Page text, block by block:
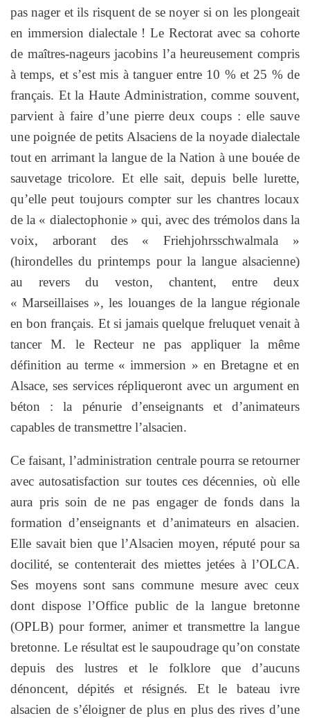
pas nager et ils risquent de se noyer si on les plongeait
en immersion dialectale ! Le Rectorat avec sa cohorte
de maîtres-nageurs jacobins l’a heureusement compris
à temps, et s’est mis à tanguer entre 10 % et 25 % de
français. Et la Haute Administration, comme souvent,
parvient à faire d’une pierre deux coups : elle sauve
une poignée de petits Alsaciens de la noyade dialectale
tout en arrimant la langue de la Nation à une bouée de
sauvetage tricolore. Et elle sait, depuis belle lurette,
qu’elle peut toujours compter sur les chantres locaux
de la « dialectophonie » qui, avec des trémolos dans la
voix, arborant des « Friehjohrsschwalmala »
(hirondelles du printemps pour la langue alsacienne)
au revers du veston, chantent, entre deux
« Marseillaises », les louanges de la langue régionale
en bon français. Et si jamais quelque freluquet venait à
tancer M. le Recteur ne pas appliquer la même
définition au terme « immersion » en Bretagne et en
Alsace, ses services répliqueront avec un argument en
béton : la pénurie d’enseignants et d’animateurs
capables de transmettre l’alsacien.
Ce faisant, l’administration centrale pourra se retourner
avec autosatisfaction sur toutes ces décennies, où elle
aura pris soin de ne pas engager de fonds dans la
formation d’enseignants et d’animateurs en alsacien.
Elle savait bien que l’Alsacien moyen, réputé pour sa
docilité, se contenterait des miettes jetées à l’OLCA.
Ses moyens sont sans commune mesure avec ceux
dont dispose l’Office public de la langue bretonne
(OPLB) pour former, animer et transmettre la langue
bretonne. Le résultat est le saupoudrage qu’on constate
depuis des lustres et le folklore que d’aucuns
dénoncent, dépités et résignés. Et le bateau ivre
alsacien de s’éloigner de plus en plus des rives d’une